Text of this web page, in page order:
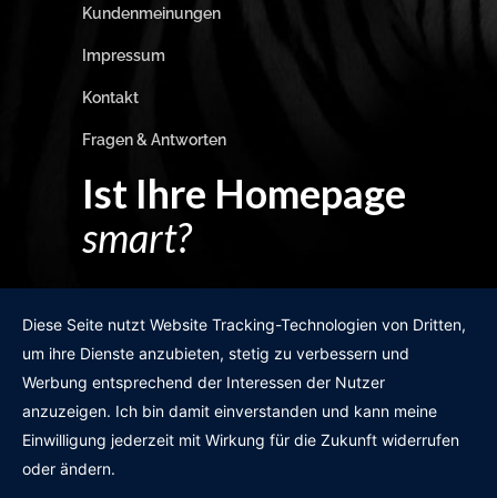
Kundenmeinungen
Impressum
Kontakt
Fragen & Antworten
Ist Ihre Homepage
smart?
GRATIS WEBSITE-CHECK
Diese Seite nutzt Website Tracking-Technologien von Dritten,
um ihre Dienste anzubieten, stetig zu verbessern und
Werbung entsprechend der Interessen der Nutzer
anzuzeigen. Ich bin damit einverstanden und kann meine
Einwilligung jederzeit mit Wirkung für die Zukunft widerrufen
oder ändern.